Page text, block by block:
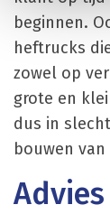
beginnen.
heftrucks
zowel op
grote en
dus in
bouwen